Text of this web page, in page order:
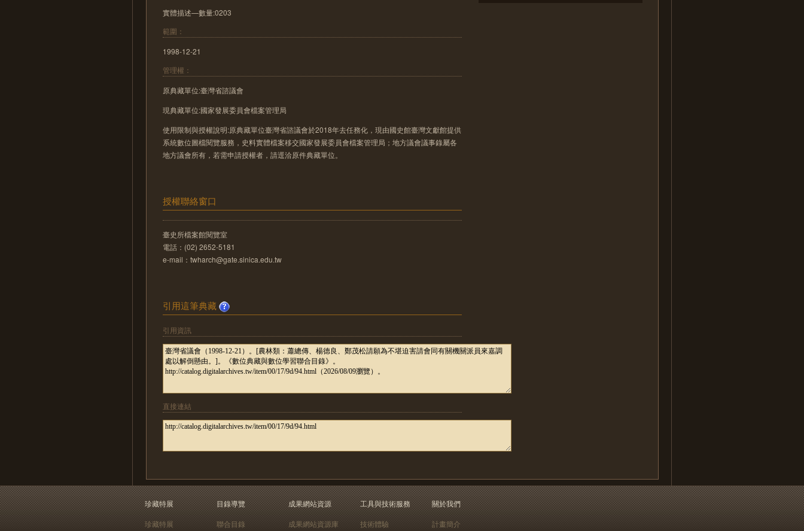
實體描述—數量:0203
範圍：
1998-12-21
管理權：
原典藏單位:臺灣省諮議會
現典藏單位:國家發展委員會檔案管理局
使用限制與授權說明:原典藏單位臺灣省諮議會於2018年去任務化，現由國史館臺灣文獻館提供
系統數位圖檔閱覽服務，史料實體檔案移交國家發展委員會檔案管理局；地方議會議事錄屬各
地方議會所有，若需申請授權者，請逕洽原件典藏單位。
授權聯絡窗口
臺史所檔案館閱覽室
電話：(02) 2652-5181
e-mail：twharch@gate.sinica.edu.tw
引用這筆典藏
引用資訊
直接連結
珍藏特展
珍藏特展
目錄導覽
聯合目錄
成果網站資源
成果網站資源庫
工具與技術服務
技術體驗
關於我們
計畫簡介